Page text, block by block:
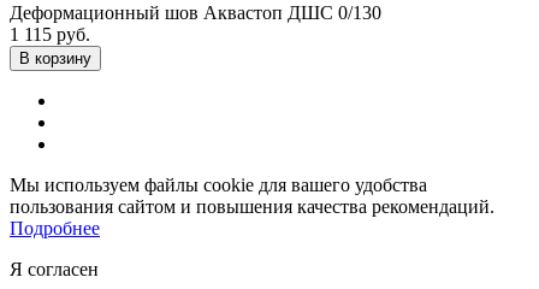
Деформационный шов Аквастоп ДШС 0/130
1 115 руб.
В корзину
Мы используем файлы cookie для вашего удобства
пользования сайтом и повышения качества рекомендаций.
Подробнее
Я согласен